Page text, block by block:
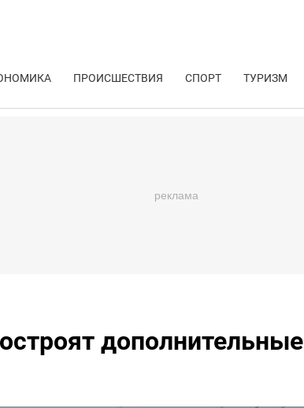
ПРОИСШЕСТВИЯ СПОРТ ТУРИЗМ
дополнительные